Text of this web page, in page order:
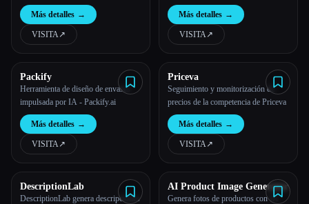
Más detalles →
VISITA↗︎
impulsada por IA
Más detalles →
VISITA↗︎
Packify
Herramienta de diseño de envases
impulsada por IA - Packify.ai
Más detalles →
VISITA↗︎
Priceva
Seguimiento y monitorización de
precios de la competencia de Priceva
Más detalles →
VISITA↗︎
DescriptionLab
DescriptionLab genera descripciones
AI Product Image Generator
Genera fotos de productos con IA